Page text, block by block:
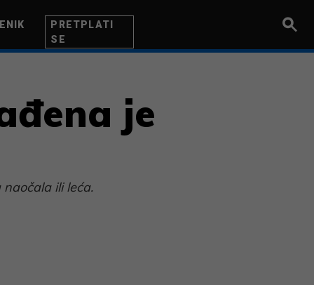
PRETPLATI
SE
je
ili leća.